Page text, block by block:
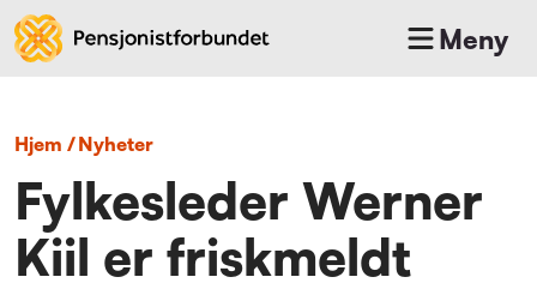
Meny
Hjem / nyheter
Fylkesleder Werner
Kiil er friskmeldt